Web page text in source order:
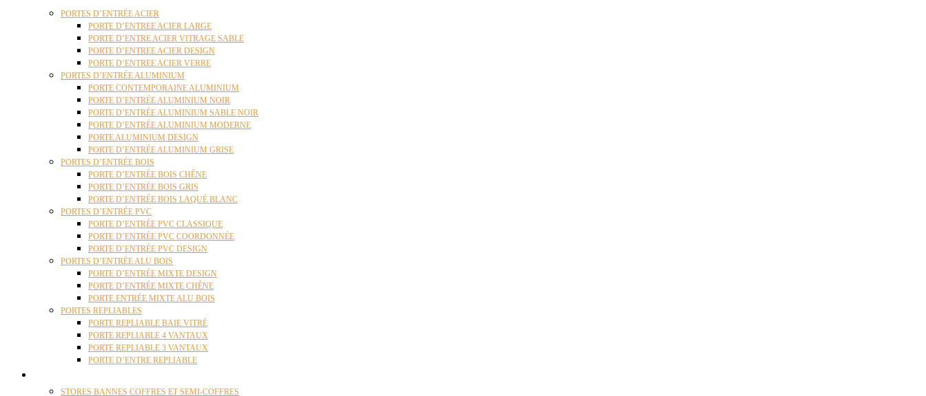
PORTES D’ENTRÉE ACIER
PORTE D’ENTREE ACIER LARGE
PORTE D’ENTRE ACIER VITRAGE SABLE
PORTE D’ENTREE ACIER DESIGN
PORTE D’ENTREE ACIER VERRE
PORTES D’ENTRÉE ALUMINIUM
PORTE CONTEMPORAINE ALUMINIUM
PORTE D’ENTRÉE ALUMINIUM NOIR
PORTE D’ENTRÉE ALUMINIUM SABLE NOIR
PORTE D’ENTRÉE ALUMINIUM MODERNE
PORTE ALUMINIUM DESIGN
PORTE D’ENTRÉE ALUMINIUM GRISE
PORTES D’ENTRÉE BOIS
PORTE D’ENTRÉE BOIS CHÊNE
PORTE D’ENTRÉE BOIS GRIS
PORTE D’ENTRÉE BOIS LAQUÉ BLANC
PORTES D’ENTRÉE PVC
PORTE D’ENTRÉE PVC CLASSIQUE
PORTE D’ENTRÉE PVC COORDONNÉE
PORTE D’ENTRÉE PVC DESIGN
PORTES D’ENTRÉE ALU BOIS
PORTE D’ENTRÉE MIXTE DESIGN
PORTE D’ENTRÉE MIXTE CHÊNE
PORTE ENTRÉE MIXTE ALU BOIS
PORTES REPLIABLES
PORTE REPLIABLE BAIE VITRÉ
PORTE REPLIABLE 4 VANTAUX
PORTE REPLIABLE 3 VANTAUX
PORTE D’ENTRE REPLIABLE
STORES BANNES COFFRES ET SEMI-COFFRES